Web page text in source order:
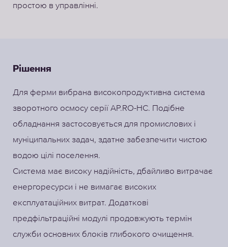
простою в управлінні.
Рішення
Для ферми вибрана високопродуктивна система
зворотного осмосу серії AP.RO-HC. Подібне
обладнання застосовується для промислових і
муніципальних задач, здатне забезпечити чистою
водою цілі поселення.
Система має високу надійність, дбайливо витрачає
енергоресурси і не вимагає високих
експлуатаційних витрат. Додаткові
предфільтраційні модулі продовжують термін
служби основних блоків глибокого очищення.